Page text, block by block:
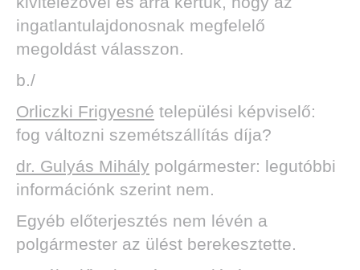
ingatlantulajdonosnak megfelelő
megoldást válasszon.
b./
Orliczki Frigyesné települési képviselő:
fog változni szemétszállítás díja?
dr. Gulyás Mihály polgármester: legutóbbi
információnk szerint nem.
Egyéb előterjesztés nem lévén a
polgármester az ülést berekesztette.